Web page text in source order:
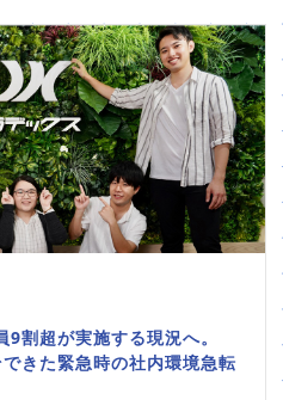
割超が実施する現況へ。
きた緊急時の社内環境急転